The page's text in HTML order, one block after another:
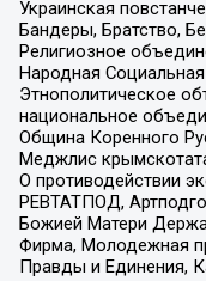
Украинская
Бандеры, Братство,
Религиозное
Народная
Этнополитическое
национальное
Община Коренного
Меджлис
О противодействии
РЕВТАТПОД,
Божией Матери
Фирма, Молодежная
Правды и Единения,